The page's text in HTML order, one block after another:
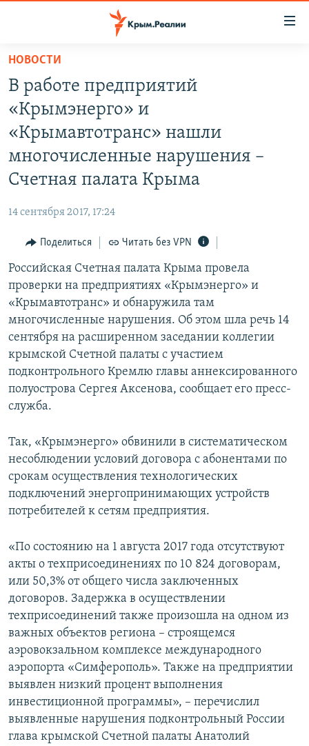
Вернуться
основному
содержанию
Вернутся
главной
навигации
НОВОСТИ
СПЕЦПРОЕКТЫ
ГРУЗ 200
11 ЛЕТ ОККУПАЦИИ КРЫМА. 11 ИСТОРИЙ СОПРОТИВЛЕНИЯ
ВОДА
ЕЩЕ
ТЕЛЕПРОЕКТ КРЫМ.РЕАЛИИ
СОВЕТЫ ПРАВОЗАЩИТНИКОВ
ПОБЕДИТЕЛЕЙ НЕ СУДЯТ?
КРЫМ.НЕПОКОРЕННЫЙ
ELIFBE
УКРАИНСКАЯ ПРОБЛЕМА КРЫМА
КАК ОБОЙТИ БЛОКИРОВКУ
Qırımtatar
ПРИСОЕДИНЯЙТЕСЬ!
Все сайты RFE/RL
НОВОСТИ
В работе предприятий
«Крымэнерго» и
«Крымавтотранс» нашли
многочисленные нарушения –
Счетная палата Крыма
14 сентября 2017, 17:24
Поделиться Читать без VPN
Российская Счетная палата Крыма провела
проверки на предприятиях «Крымэнерго» и
«Крымавтотранс» и обнаружила там
многочисленные нарушения. Об этом шла речь 14
сентября на расширенном заседании коллегии
крымской Счетной палаты с участием
подконтрольного Кремлю главы аннексированного
полуострова Сергея Аксенова, сообщает его пресс-
служба.
Так, «Крымэнерго» обвинили в систематическом
несоблюдении условий договора с абонентами по
срокам осуществления технологических
подключений энергопринимающих устройств
потребителей к сетям предприятия.
«По состоянию на 1 августа 2017 года отсутствуют
акты о техприсоединениях по 10 824 договорам,
или 50,3% от общего числа заключенных
договоров. Задержка в осуществлении
техприсоединений также произошла на одном из
важных объектов региона – строящемся
аэровокзальном комплексе международного
аэропорта «Симферополь». Также на предприятии
выявлен низкий процент выполнения
инвестиционной программы», – перечислил
выявленные нарушения подконтрольный России
глава крымской Счетной палаты Анатолий